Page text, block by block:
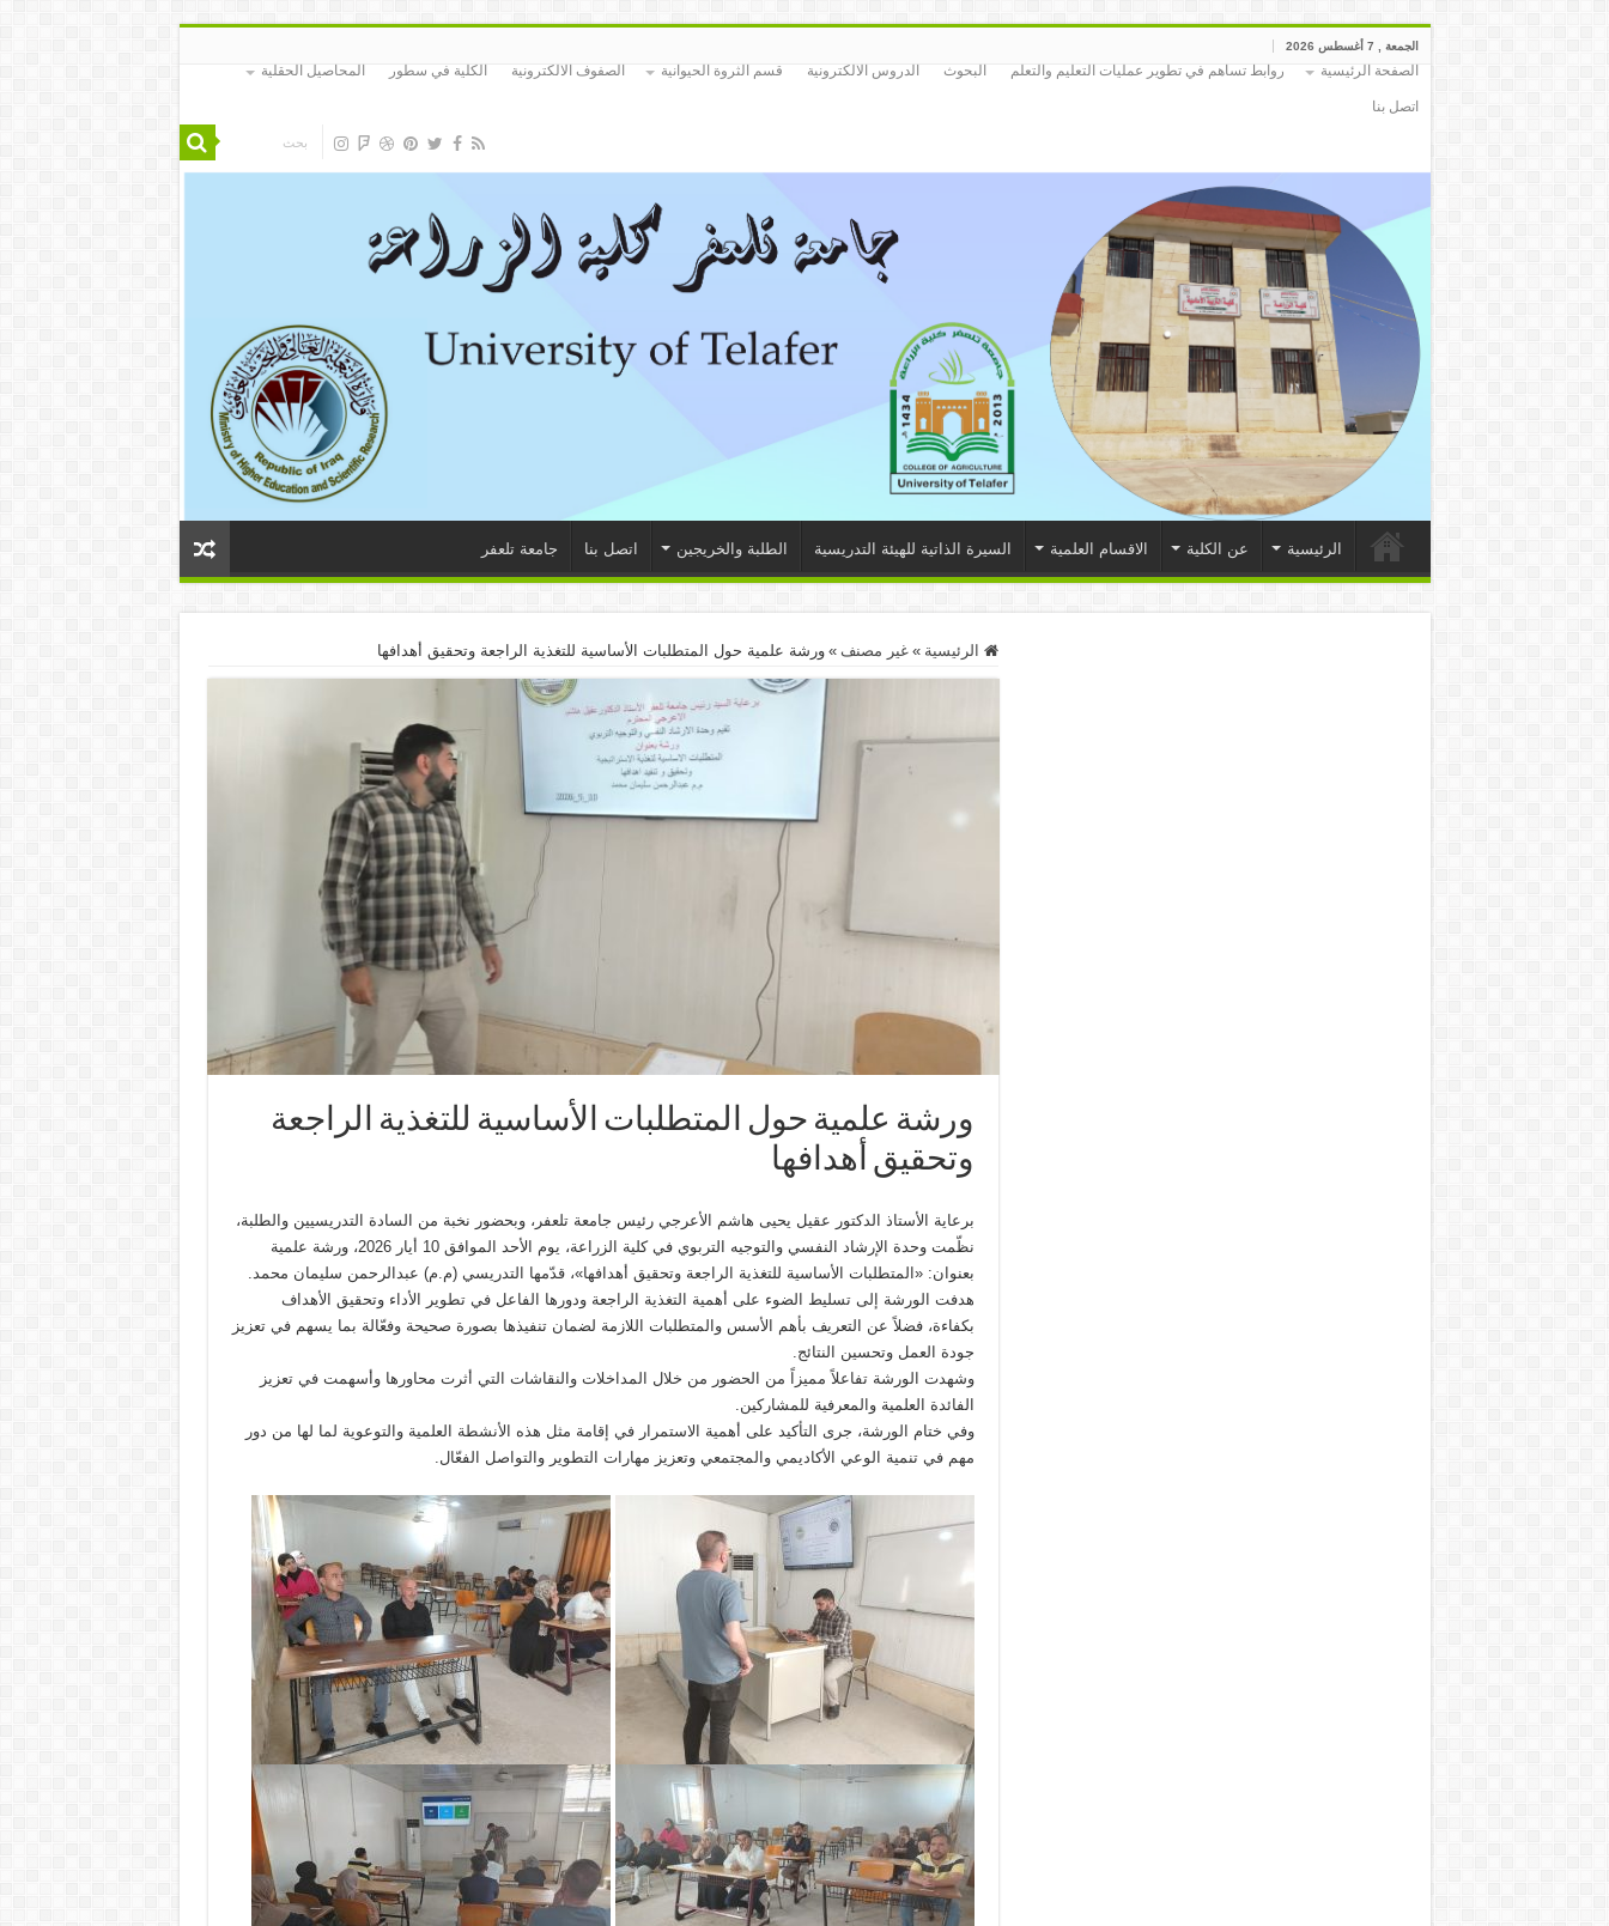
الجمعة , 7 أغسطس 2026
الصفحة الرئيسية روابط تساهم في تطوير عمليات التعليم والتعلم البحوث الدروس الالكترونية قسم الثروة الحيوانية الصفوف الالكترونية الكلية في سطور المحاصيل الحقلية
اتصل بنا
الرئيسية عن الكلية الاقسام العلمية السيرة الذاتية للهيئة التدريسية الطلبة والخريجين اتصل بنا جامعة تلعفر
الرئيسية » غير مصنف » ورشة علمية حول المتطلبات الأساسية للتغذية الراجعة وتحقيق أهدافها
ورشة علمية حول المتطلبات الأساسية للتغذية الراجعة
وتحقيق أهدافها
برعاية الأستاذ الدكتور عقيل يحيى هاشم الأعرجي رئيس جامعة تلعفر، وبحضور نخبة من السادة التدريسيين والطلبة،
نظّمت وحدة الإرشاد النفسي والتوجيه التربوي في كلية الزراعة، يوم الأحد الموافق 10 أيار 2026، ورشة علمية
بعنوان: «المتطلبات الأساسية للتغذية الراجعة وتحقيق أهدافها»، قدّمها التدريسي (م.م) عبدالرحمن سليمان محمد.
هدفت الورشة إلى تسليط الضوء على أهمية التغذية الراجعة ودورها الفاعل في تطوير الأداء وتحقيق الأهداف
بكفاءة، فضلاً عن التعريف بأهم الأسس والمتطلبات اللازمة لضمان تنفيذها بصورة صحيحة وفعّالة بما يسهم في تعزيز
جودة العمل وتحسين النتائج.
وشهدت الورشة تفاعلاً مميزاً من الحضور من خلال المداخلات والنقاشات التي أثرت محاورها وأسهمت في تعزيز
الفائدة العلمية والمعرفية للمشاركين.
وفي ختام الورشة، جرى التأكيد على أهمية الاستمرار في إقامة مثل هذه الأنشطة العلمية والتوعوية لما لها من دور
مهم في تنمية الوعي الأكاديمي والمجتمعي وتعزيز مهارات التطوير والتواصل الفعّال.